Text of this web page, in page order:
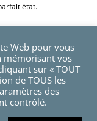
état.
Web pour vous
mémorisant vos
sur « TOUT
de TOUS les
des
contrôlé.